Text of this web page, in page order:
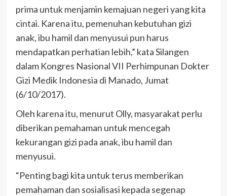
prima untuk menjamin kemajuan negeri yang kita
cintai. Karena itu, pemenuhan kebutuhan gizi
anak, ibu hamil dan menyusui pun harus
mendapatkan perhatian lebih,” kata Silangen
dalam Kongres Nasional VII Perhimpunan Dokter
Gizi Medik Indonesia di Manado, Jumat
(6/10/2017).
Oleh karena itu, menurut Olly, masyarakat perlu
diberikan pemahaman untuk mencegah
kekurangan gizi pada anak, ibu hamil dan
menyusui.
“Penting bagi kita untuk terus memberikan
pemahaman dan sosialisasi kepada segenap